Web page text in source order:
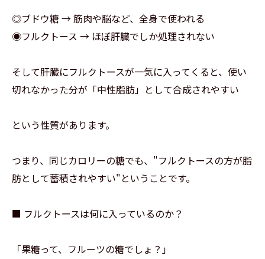
◎ブドウ糖 → 筋肉や脳など、全身で使われる
◉フルクトース → ほぼ肝臓でしか処理されない
そして肝臓にフルクトースが一気に入ってくると、使い
切れなかった分が「中性脂肪」として合成されやすい
という性質があります。
つまり、同じカロリーの糖でも、"フルクトースの方が脂
肪として蓄積されやすい"ということです。
■ フルクトースは何に入っているのか？
「果糖って、フルーツの糖でしょ？」